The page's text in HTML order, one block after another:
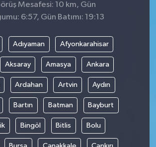
Mesafesi: 10 km, Gün
6:57, Gün Batımı: 19:13
Adıyaman Afyonkarahisar
Aksaray Amasya Ankara
Ardahan Artvin Aydın
Bartın Batman Bayburt
Bingöl Bitlis Bolu